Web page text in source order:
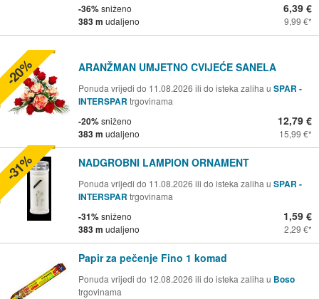
-36%sniženo
383 m udaljeno
6,39 €
9,99 €
ARANŽMAN UMJETNO CVIJEĆE SANELA
Ponuda vrijedi do 11.08.2026 ili do isteka zaliha u SPAR -
INTERSPAR trgovinama
-20%sniženo
383 m udaljeno
12,79 €
15,99 €
-20%
NADGROBNI LAMPION ORNAMENT
Ponuda vrijedi do 11.08.2026 ili do isteka zaliha u SPAR -
INTERSPAR trgovinama
-31%sniženo
383 m udaljeno
1,59 €
2,29 €
-31%
Papir za pečenje Fino 1 komad
Ponuda vrijedi do 12.08.2026 ili do isteka zaliha u Boso
trgovinama